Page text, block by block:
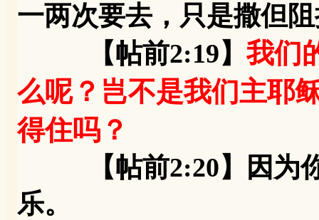
一两次要去，只是撒但
【帖前2:19】 我们
么呢？岂不是我们主耶
得住吗？
【帖前2:20】因为你
乐。